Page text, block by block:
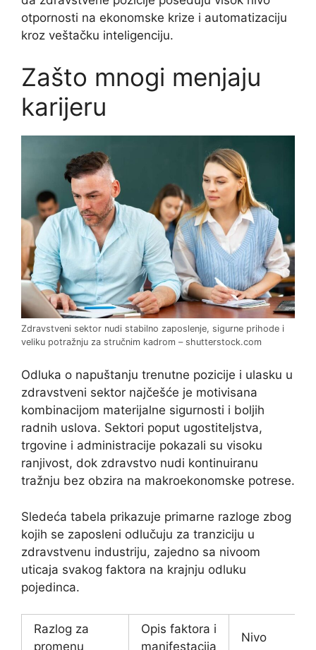
otpornosti na ekonomske krize i automatizaciju
kroz veštačku inteligenciju.
Zašto mnogi menjaju
karijeru
Zdravstveni sektor nudi stabilno zaposlenje, sigurne prihode i
veliku potražnju za stručnim kadrom – shutterstock.com
Odluka o napuštanju trenutne pozicije i ulasku u
zdravstveni sektor najčešće je motivisana
kombinacijom materijalne sigurnosti i boljih
radnih uslova. Sektori poput ugostiteljstva,
trgovine i administracije pokazali su visoku
ranjivost, dok zdravstvo nudi kontinuiranu
tražnju bez obzira na makroekonomske potrese.
Sledeća tabela prikazuje primarne razloge zbog
kojih se zaposleni odlučuju za tranziciju u
zdravstvenu industriju, zajedno sa nivoom
uticaja svakog faktora na krajnju odluku
pojedinca.
Razlog za
promenu
Opis faktora i
manifestacija
Nivo